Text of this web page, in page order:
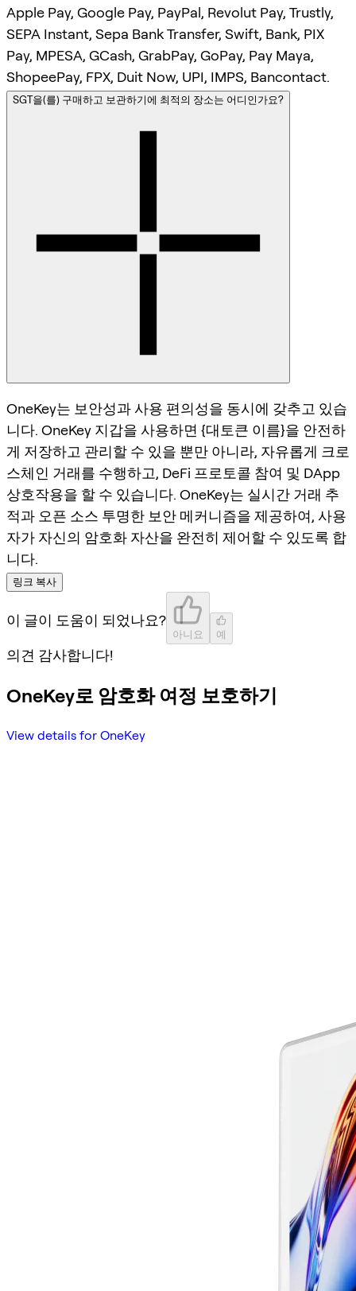
Apple Pay, Google Pay, PayPal, Revolut Pay, Trustly,
SEPA Instant, Sepa Bank Transfer, Swift, Bank, PIX
Pay, MPESA, GCash, GrabPay, GoPay, Pay Maya,
ShopeePay, FPX, Duit Now, UPI, IMPS, Bancontact.
SGT을(를) 구매하고 보관하기에 최적의 장소는 어디인가요?
OneKey는 보안성과 사용 편의성을 동시에 갖추고 있습
니다. OneKey 지갑을 사용하면 {대토큰 이름}을 안전하
게 저장하고 관리할 수 있을 뿐만 아니라, 자유롭게 크로
스체인 거래를 수행하고, DeFi 프로토콜 참여 및 DApp
상호작용을 할 수 있습니다. OneKey는 실시간 거래 추
적과 오픈 소스 투명한 보안 메커니즘을 제공하여, 사용
자가 자신의 암호화 자산을 완전히 제어할 수 있도록 합
니다.
링크 복사
이 글이 도움이 되었나요?
아니요 예
의견 감사합니다!
OneKey로 암호화 여정 보호하기
View details for OneKey